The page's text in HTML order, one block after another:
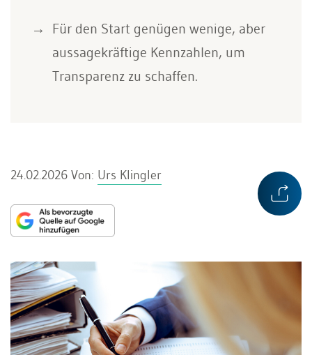
Für den Start genügen wenige, aber
aussagekräftige Kennzahlen, um
Transparenz zu schaffen.
24.02.2026 Von: Urs Klingler